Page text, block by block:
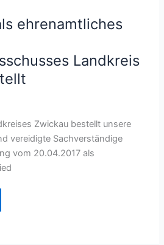
ehrenamtliches
Landkreis
Zwickau bestellt unsere
vereidigte Sachverständige
vom 20.04.2017 als